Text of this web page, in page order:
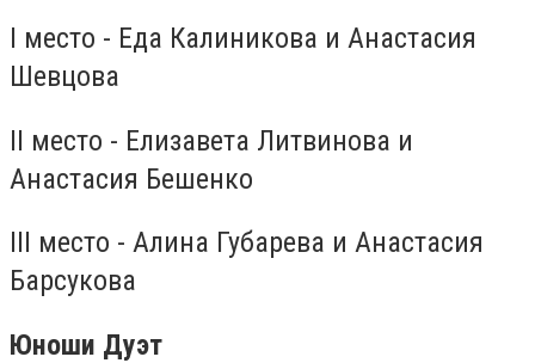
I место - Еда Калиникова и Анастасия
Шевцова
II место - Елизавета Литвинова и
Анастасия Бешенко
III место - Алина Губарева и Анастасия
Барсукова
Юноши Дуэт